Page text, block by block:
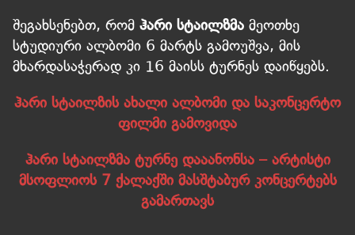
შეგახსენებთ, რომ ჰარი სტაილზმა მეოთხე
სტუდიური ალბომი 6 მარტს გამოუშვა, მის
მხარდასაჭერად კი 16 მაისს ტურნეს დაიწყებს.
ჰარი სტაილზის ახალი ალბომი და საკონცერტო
ფილმი გამოვიდა
ჰარი სტაილზმა ტურნე დააანონსა – არტისტი
მსოფლიოს 7 ქალაქში მასშტაბურ კონცერტებს
გამართავს